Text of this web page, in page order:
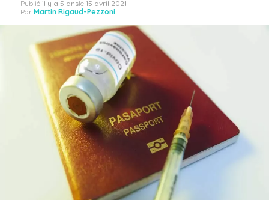
Publié il y a 5 ansle 15 avril 2021
Par Martin Rigaud-Pezzoni